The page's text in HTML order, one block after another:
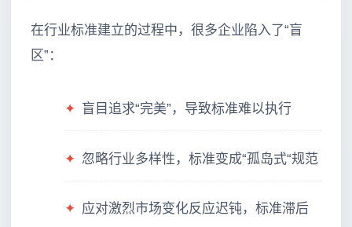
在行业标准建立的过程中，很多企业陷入了“盲
区”：
✦ 盲目追求“完美”，导致标准难以执行
✦ 忽略行业多样性，标准变成“孤岛式“规范
✦ 应对激烈市场变化反应迟钝，标准滞后